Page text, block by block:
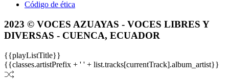
Código de ética
2023 © VOCES AZUAYAS - VOCES LIBRES Y
DIVERSAS - CUENCA, ECUADOR
{{playListTitle}}
{{classes.artistPrefix + ' ' + list.tracks[currentTrack].album_artist}}